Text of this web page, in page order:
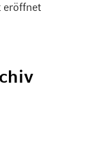
eröffnet